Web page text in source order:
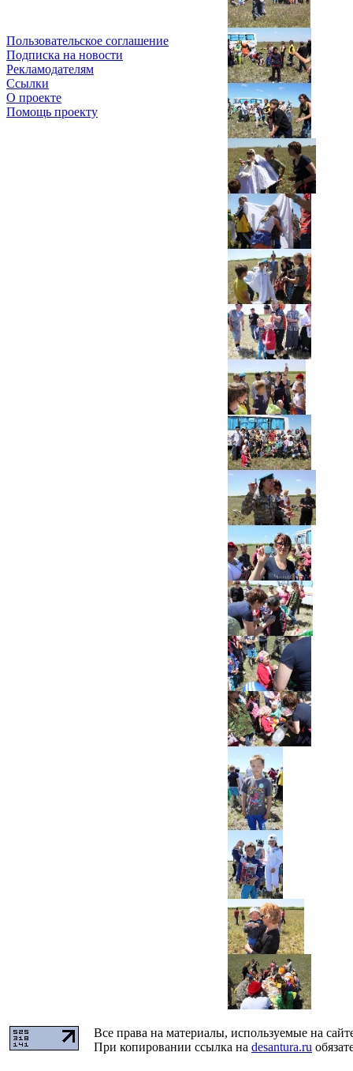
Пользовательское соглашение
Подписка на новости
Рекламодателям
Ссылки
О проекте
Помощь проекту
Все права на материалы, используемые на
При копировании ссылка на desantura.ru